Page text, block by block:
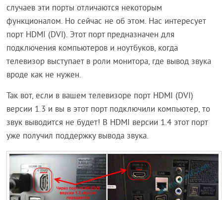
случаев эти порты отличаются некоторым
функционалом. Но сейчас не об этом. Нас интересует
порт HDMI (DVI). Этот порт предназначен для
подключения компьютеров и ноутбуков, когда
телевизор выступает в роли монитора, где вывод звука
вроде как не нужен.
Так вот, если в вашем телевизоре порт HDMI (DVI)
версии 1.3 и вы в этот порт подключили компьютер, то
звук выводится не будет! В HDMI версии 1.4 этот порт
уже получил поддержку вывода звука.